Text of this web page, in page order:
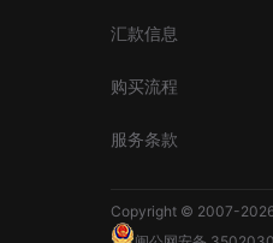
汇款信息
购买流程
服务条款
Copyright © 2007-2026